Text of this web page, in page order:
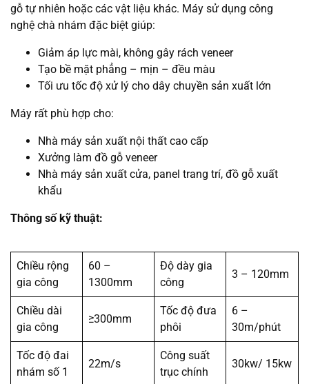
gỗ tự nhiên hoặc các vật liệu khác. Máy sử dụng công
nghệ chà nhám đặc biệt giúp:
Giảm áp lực mài, không gây rách veneer
Tạo bề mặt phẳng – mịn – đều màu
Tối ưu tốc độ xử lý cho dây chuyền sản xuất lớn
Máy rất phù hợp cho:
Nhà máy sản xuất nội thất cao cấp
Xưởng làm đồ gỗ veneer
Nhà máy sản xuất cửa, panel trang trí, đồ gỗ xuất
khẩu
Thông số kỹ thuật:
Chiều rộng
gia công
60 –
1300mm
Độ dày gia
công
3 – 120mm
Chiều dài
gia công
≥300mm
Tốc độ đưa
phôi
6 –
30m/phút
Tốc độ đai
nhám số 1
22m/s
Công suất
trục chính
30kw/ 15kw